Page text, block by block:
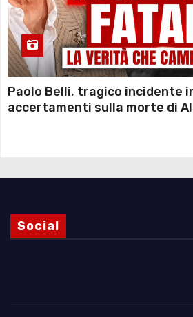
Paolo Belli, tragico incidente
accertamenti sulla morte di
Social